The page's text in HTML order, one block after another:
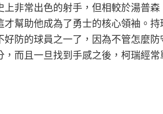
非常出色的射手，但相較於湯普
幫助他成為了勇士的核心領袖。
好防的球員之一了，因為不管怎麼
而且一旦找到手感之後，柯瑞經